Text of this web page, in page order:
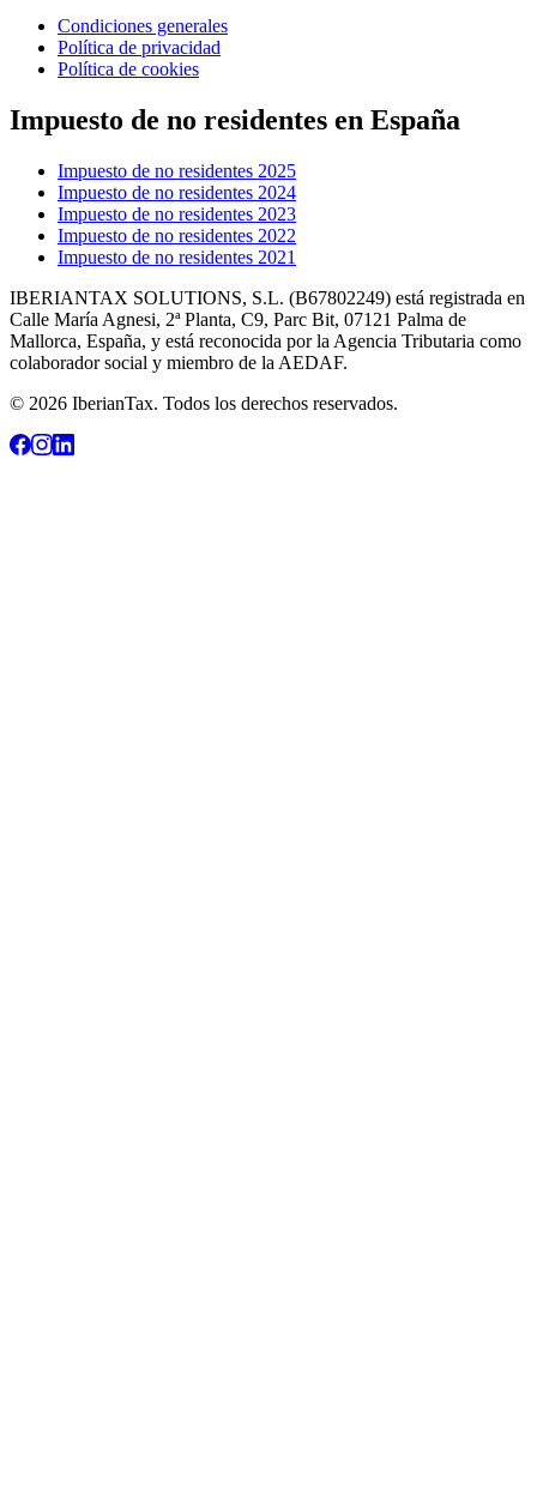
Condiciones generales
Política de privacidad
Política de cookies
Impuesto de no residentes en España
Impuesto de no residentes 2025
Impuesto de no residentes 2024
Impuesto de no residentes 2023
Impuesto de no residentes 2022
Impuesto de no residentes 2021
IBERIANTAX SOLUTIONS, S.L. (B67802249) está registrada en
Calle María Agnesi, 2ª Planta, C9, Parc Bit, 07121 Palma de
Mallorca, España, y está reconocida por la Agencia Tributaria como
colaborador social y miembro de la AEDAF.
© 2026 IberianTax. Todos los derechos reservados.